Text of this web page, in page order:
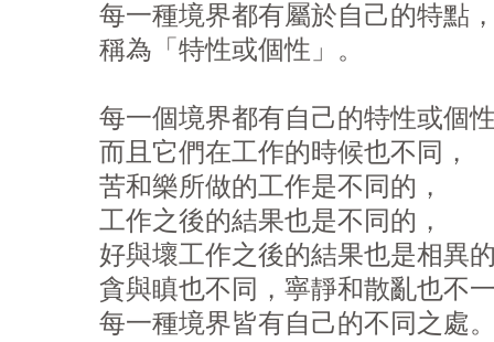
每一種境界都有屬於自己的特點，
稱為「特性或個性」。
每一個境界都有自己的特性或個性
而且它們在工作的時候也不同，
苦和樂所做的工作是不同的，
工作之後的結果也是不同的，
好與壞工作之後的結果也是相異的
貪與瞋也不同，寧靜和散亂也不一
每一種境界皆有自己的不同之處。